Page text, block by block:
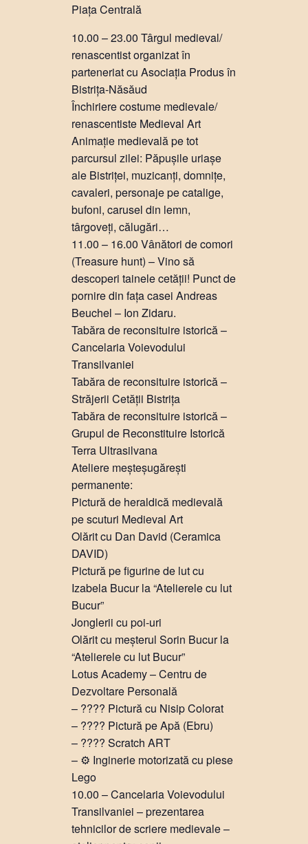
Piața Centrală
10.00 – 23.00 Târgul medieval/
renascentist organizat în
parteneriat cu Asociația Produs în
Bistrița-Năsăud
Închiriere costume medievale/
renascentiste Medieval Art
Animație medievală pe tot
parcursul zilei: Păpușile uriașe
ale Bistriței, muzicanți, domnițe,
cavaleri, personaje pe catalige,
bufoni, carusel din lemn,
târgoveți, călugări…
11.00 – 16.00 Vânători de comori
(Treasure hunt) – Vino să
descoperi tainele cetății! Punct de
pornire din fața casei Andreas
Beuchel – Ion Zidaru.
Tabăra de reconsituire istorică –
Cancelaria Voievodului
Transilvaniei
Tabăra de reconsituire istorică –
Străjerii Cetății Bistrița
Tabăra de reconsituire istorică –
Grupul de Reconstituire Istorică
Terra Ultrasilvana
Ateliere meșteșugărești
permanente:
Pictură de heraldică medievală
pe scuturi Medieval Art
Olărit cu Dan David (Ceramica
DAVID)
Pictură pe figurine de lut cu
Izabela Bucur la “Atelierele cu lut
Bucur”
Jonglerii cu poi-uri
Olărit cu meșterul Sorin Bucur la
“Atelierele cu lut Bucur”
Lotus Academy – Centru de
Dezvoltare Personală
– ???? Pictură cu Nisip Colorat
– ???? Pictură pe Apă (Ebru)
– ???? Scratch ART
– ⚙ Inginerie motorizată cu piese
Lego
10.00 – Cancelaria Voievodului
Transilvaniei – prezentarea
tehnicilor de scriere medievale –